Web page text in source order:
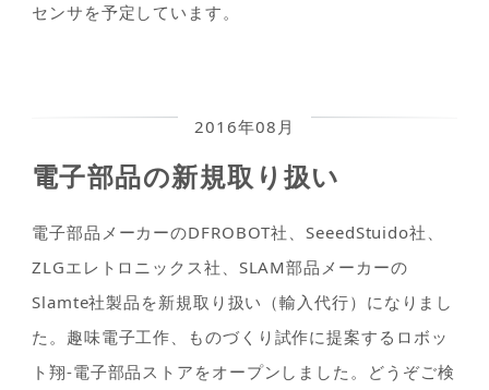
センサを予定しています。
2016年08月
電子部品の新規取り扱い
電子部品メーカーのDFROBOT社、SeeedStuido社、
ZLGエレトロニックス社、SLAM部品メーカーの
Slamte社製品を新規取り扱い（輸入代行）になりまし
た。趣味電子工作、ものづくり試作に提案するロボッ
ト翔-電子部品ストアをオープンしました。どうぞご検